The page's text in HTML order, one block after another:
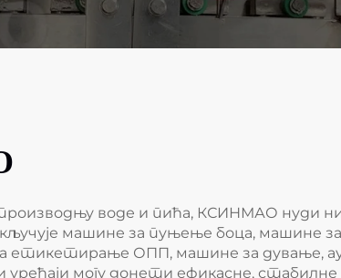
воде и пића, КСИНМАО нуди
машине за пуњење боца, машине
етикетирање ОПП, машине за дување,
могу донети ефикасне,